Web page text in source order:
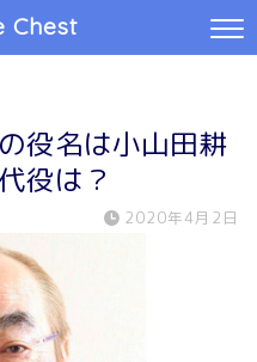
Chest
役名は小山田耕
役は？
2020年4月2日